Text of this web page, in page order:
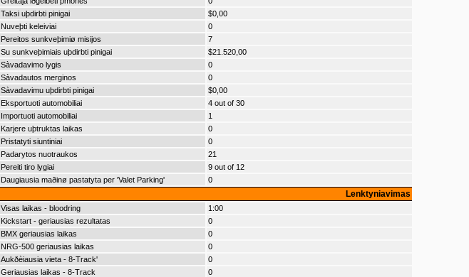
Taksi uþdirbti pinigai
$0,00
Nuveþti keleiviai
0
Pereitos sunkveþimiø misijos
7
Su sunkveþimiais uþdirbti pinigai
$21.520,00
Sàvadavimo lygis
0
Sàvadautos merginos
0
Sàvadavimu uþdirbti pinigai
$0,00
Eksportuoti automobiliai
4 out of 30
Importuoti automobiliai
1
Karjere uþtruktas laikas
0
Pristatyti siuntiniai
0
Padarytos nuotraukos
21
Pereiti tiro lygiai
9 out of 12
Daugiausia maðinø pastatyta per 'Valet Parking'
0
Lenktyniavimas
Visas laikas - bloodring
1:00
Kickstart - geriausias rezultatas
0
BMX geriausias laikas
0
NRG-500 geriausias laikas
0
Aukðèiausia vieta - 8-Track'
0
Geriausias laikas - 8-Track
0